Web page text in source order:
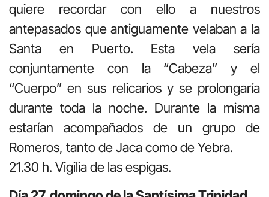
quiere recordar con ello a nuestros
antepasados que antiguamente velaban a la
Santa en Puerto. Esta vela sería
conjuntamente con la “Cabeza” y el
“Cuerpo” en sus relicarios y se prolongaría
durante toda la noche. Durante la misma
estarían acompañados de un grupo de
Romeros, tanto de Jaca como de Yebra.
21.30 h. Vigilia de las espigas.